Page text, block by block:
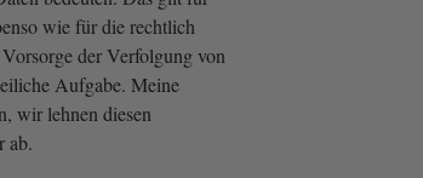
wie für die rechtlich
der Verfolgung von
Aufgabe. Meine
wir lehnen diesen
ab.